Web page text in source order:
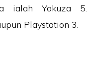
ialah Yakuza 5.
Playstation 3.